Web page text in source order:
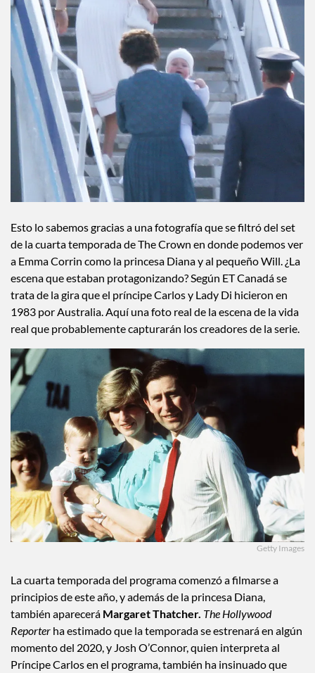
Esto lo sabemos gracias a una fotografía que se filtró del set
de la cuarta temporada de The Crown en donde podemos ver
a Emma Corrin como la princesa Diana y al pequeño Will. ¿La
escena que estaban protagonizando? Según ET Canadá se
trata de la gira que el príncipe Carlos y Lady Di hicieron en
1983 por Australia. Aquí una foto real de la escena de la vida
La cuarta temporada del programa comenzó a filmarse a
principios de este año, y además de la princesa Diana,
también apareceráMargaret Thatcher.The Hollywood
Reporterha estimado que la temporada se estrenará en algún
momento del 2020, y Josh O’Connor, quien interpreta al